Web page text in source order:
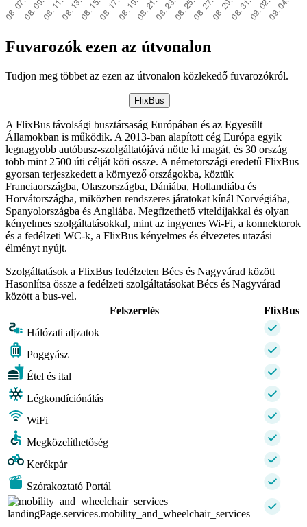
Fuvarozók ezen az útvonalon
Tudjon meg többet az ezen az útvonalon közlekedő fuvarozókról.
FlixBus
A FlixBus távolsági busztársaság Európában és az Egyesült
Államokban is működik. A 2013-ban alapított cég Európa egyik
legnagyobb autóbusz-szolgáltatójává nőtte ki magát, és 30 ország
több mint 2500 úti célját köti össze. A németországi eredetű FlixBus
gyorsan terjeszkedett a környező országokba, köztük
Franciaországba, Olaszországba, Dániába, Hollandiába és
Horvátországba, miközben rendszeres járatokat kínál Norvégiába,
Spanyolországba és Angliába. Megfizethető viteldíjakkal és olyan
kényelmes szolgáltatásokkal, mint az ingyenes Wi-Fi, a konnektorok
és a fedélzeti WC-k, a FlixBus kényelmes és élvezetes utazási
élményt nyújt.
Szolgáltatások a FlixBus fedélzeten Bécs és Nagyvárad között
Hasonlítsa össze a fedélzeti szolgáltatásokat Bécs és Nagyvárad
között a bus-vel.
Felszerelés
FlixBus
Hálózati aljzatok
Poggyász
Étel és ital
Légkondíciónálás
WiFi
Megközelíthetőség
Kerékpár
Szórakoztató Portál
landingPage.services.mobility_and_wheelchair_services